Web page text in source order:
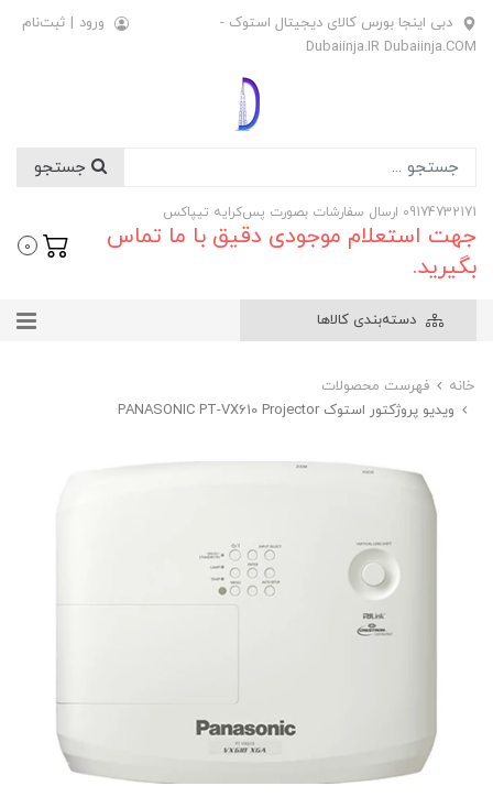
دبی اینجا بورس کالای دیجیتال استوک -
Dubaiinja.IR Dubaiinja.COM
ورود | ثبت‌نام
09174732171 ارسال سفارشات بصورت پس‌کرایه تیپاکس
جهت استعلام موجودی دقیق با ما تماس
بگیرید.
0
دسته‌بندی کالاها
خانه
فهرست محصولات
ویدیو پروژکتور استوک PANASONIC PT-VX610 Projector